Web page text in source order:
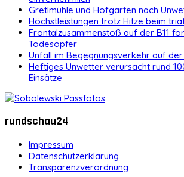
Gretlmühle und Hofgarten nach
Höchstleistungen trotz Hitze beim
Frontalzusammenstoß auf der B11
Todesopfer
Unfall im Begegnungsverkehr auf
Heftiges Unwetter verursacht rund
Einsätze
rundschau24
Impressum
Datenschutzerklärung
Transparenzverordnung